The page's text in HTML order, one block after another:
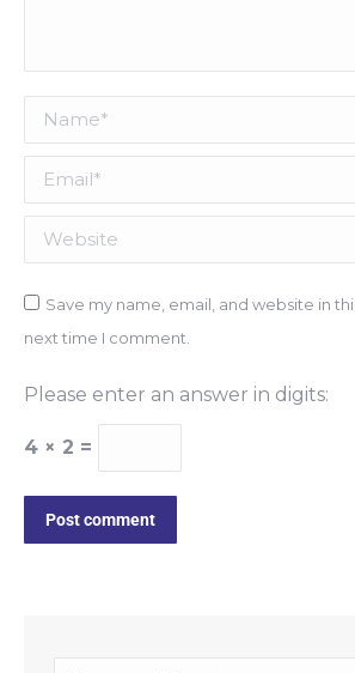
Name *
Email *
Website
Save my name, email, and website in
next time I comment.
Please enter an answer in digits:
4 × 2 =
Post comment